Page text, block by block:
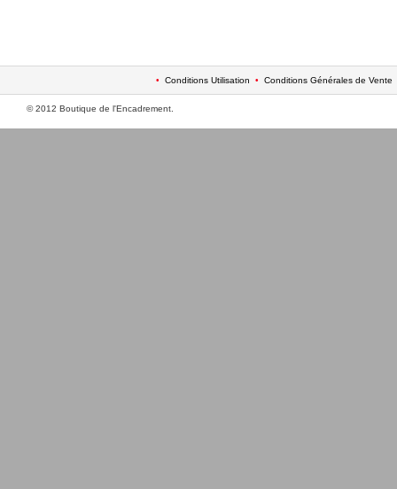
• Conditions Utilisation • Conditions Générales de Vente
© 2012 Boutique de l'Encadrement.